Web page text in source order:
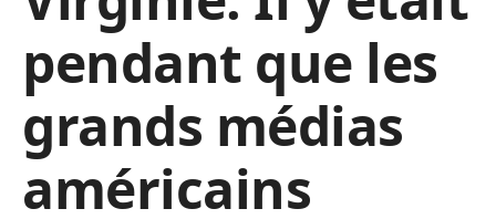
pendant que les
grands médias
américains